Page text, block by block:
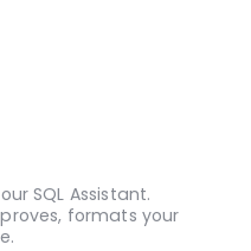
SQL Assistant.
formats your